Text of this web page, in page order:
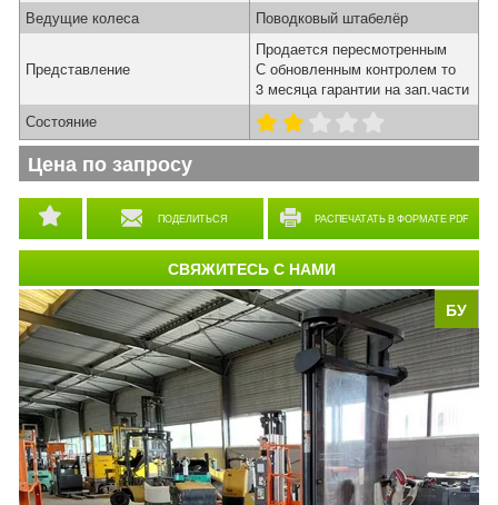
БУ
ПОДЕЛИТЬСЯ РАСПЕЧАТАТЬ В ФОРМАТЕ PDF
Ведущие колеса
Поводковый штабелёр
Представление
Продается пересмотренным
С обновленным контролем то
3 месяца гарантии на зап.части
Состояние
Цена по запросу
СВЯЖИТЕСЬ С НАМИ